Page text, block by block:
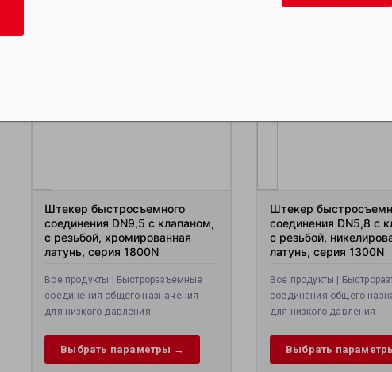
Штекер быстросъемного
соединения DN9,5 с клапаном,
с резьбой, хромированная
латунь, серия 1800N
Все продукты | Быстроразъемные
соединения общего назначения
для низкого давления
Выбрать параметры →
Штекер
соединения DN5,8 с
с резьбой,
латунь, серия 1300N
Все продукты |
соединения общего
для низкого давления
Выбрать